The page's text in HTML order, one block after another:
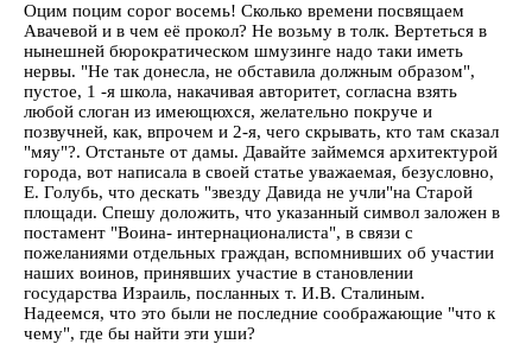
Оцим поцим сорог восемь! Сколько времени посвящаем
Авачевой и в чем её прокол? Не возьму в толк. Вертеться в
нынешней бюрократическом шмузинге надо таки иметь
нервы. "Не так донесла, не обставила должным образом",
пустое, 1 -я школа, накачивая авторитет, согласна взять
любой слоган из имеющюхся, желательно покруче и
позвучней, как, впрочем и 2-я, чего скрывать, кто там сказал
"мяу"?. Отстаньте от дамы. Давайте займемся архитектурой
города, вот написала в своей статье уважаемая, безусловно,
Е. Голубь, что дескать "звезду Давида не учли"на Старой
площади. Спешу доложить, что указанный символ заложен в
постамент "Воина- интернационалиста", в связи с
пожеланиями отдельных граждан, вспомнивших об участии
наших воинов, принявших участие в становлении
государства Израиль, посланных т. И.В. Сталиным.
Надеемся, что это были не последние соображающие "что к
чему", где бы найти эти уши?